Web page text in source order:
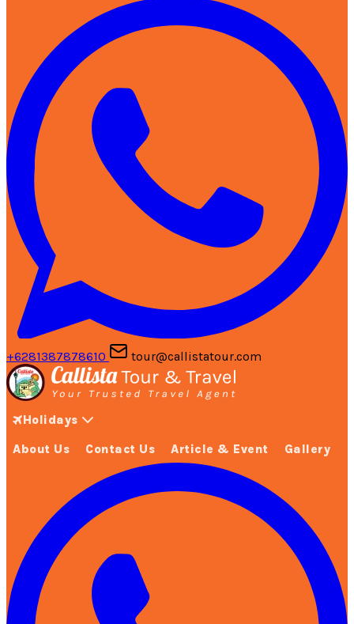
+6281387878610 tour@callistatour.com
Holidays
About Us Contact Us Article & Event Gallery